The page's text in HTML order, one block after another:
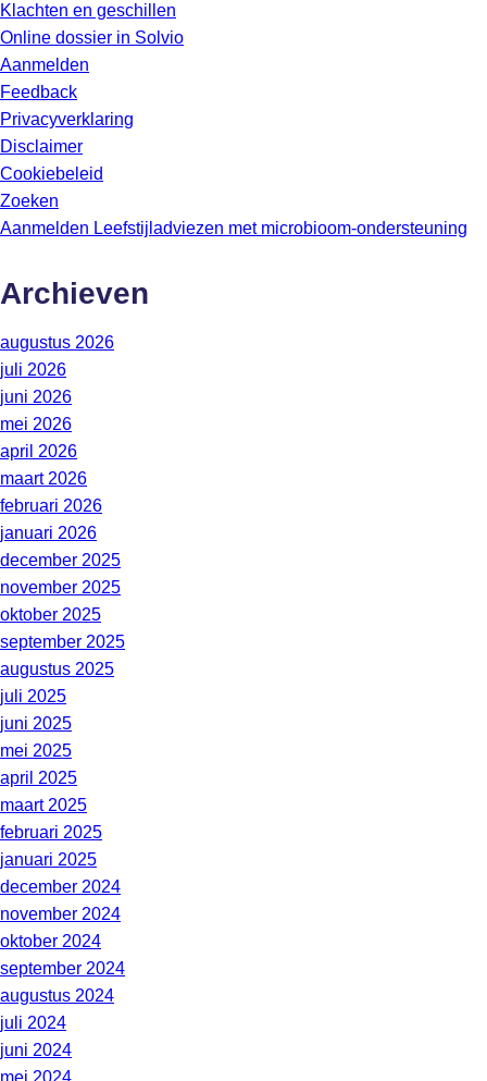
Klachten en geschillen
Online dossier in Solvio
Aanmelden
Feedback
Privacyverklaring
Disclaimer
Cookiebeleid
Zoeken
Aanmelden Leefstijladviezen met microbioom-ondersteuning
Archieven
augustus 2026
juli 2026
juni 2026
mei 2026
april 2026
maart 2026
februari 2026
januari 2026
december 2025
november 2025
oktober 2025
september 2025
augustus 2025
juli 2025
juni 2025
mei 2025
april 2025
maart 2025
februari 2025
januari 2025
december 2024
november 2024
oktober 2024
september 2024
augustus 2024
juli 2024
juni 2024
mei 2024